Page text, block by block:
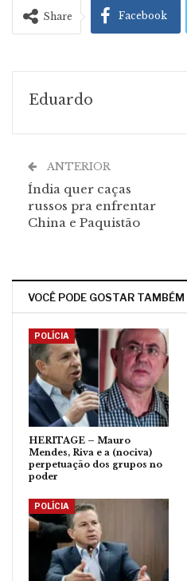
Share Facebook
Eduardo
ANTERIOR
Índia quer caças
russos pra enfrentar
China e Paquistão
VOCÊ PODE GOSTAR TAMBÉM
POLÍCIA
HERITAGE – Mauro
Mendes, Riva e a (nociva)
perpetuação dos grupos no
poder
POLÍCIA